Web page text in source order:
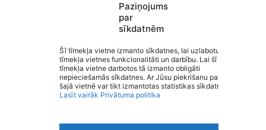
Paziņojums
par
sīkdatnēm
Šī tīmekļa vietne izmanto sīkdatnes, lai uzlabotu
tīmekļa vietnes funkcionalitāti un darbību. Lai šī
tīmekļa vietne darbotos tā izmanto obligāti
nepieciešamās sīkdatnes. Ar Jūsu piekrišanu papildus
šajā vietnē var tikt izmantotas statistikas sīkdatnes.
Lasīt vairāk Privātuma politika
Kocēnu pamatskola
Sociālie tīkli